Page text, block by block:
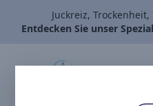
Juckreiz,
Entdecken Sie unser